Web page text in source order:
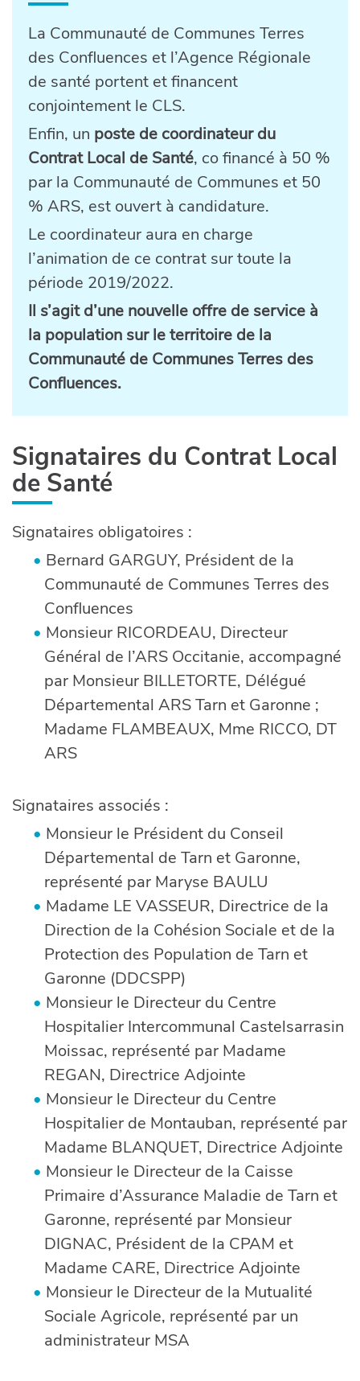
La Communauté de Communes Terres
des Confluences et l’Agence Régionale
de santé portent et financent
conjointement le CLS.
Enfin, un poste de coordinateur du
Contrat Local de Santé, co financé à 50 %
par la Communauté de Communes et 50
% ARS, est ouvert à candidature.
Le coordinateur aura en charge
l’animation de ce contrat sur toute la
période 2019/2022.
Il s’agit d’une nouvelle offre de service à
la population sur le territoire de la
Communauté de Communes Terres des
Confluences.
Signataires du Contrat Local
de Santé
Signataires obligatoires :
Bernard GARGUY, Président de la
Communauté de Communes Terres des
Confluences
Monsieur RICORDEAU, Directeur
Général de l’ARS Occitanie, accompagné
par Monsieur BILLETORTE, Délégué
Départemental ARS Tarn et Garonne ;
Madame FLAMBEAUX, Mme RICCO, DT
ARS
Signataires associés :
Monsieur le Président du Conseil
Départemental de Tarn et Garonne,
représenté par Maryse BAULU
Madame LE VASSEUR, Directrice de la
Direction de la Cohésion Sociale et de la
Protection des Population de Tarn et
Garonne (DDCSPP)
Monsieur le Directeur du Centre
Hospitalier Intercommunal Castelsarrasin
Moissac, représenté par Madame
REGAN, Directrice Adjointe
Monsieur le Directeur du Centre
Hospitalier de Montauban, représenté par
Madame BLANQUET, Directrice Adjointe
Monsieur le Directeur de la Caisse
Primaire d’Assurance Maladie de Tarn et
Garonne, représenté par Monsieur
DIGNAC, Président de la CPAM et
Madame CARE, Directrice Adjointe
Monsieur le Directeur de la Mutualité
Sociale Agricole, représenté par un
administrateur MSA